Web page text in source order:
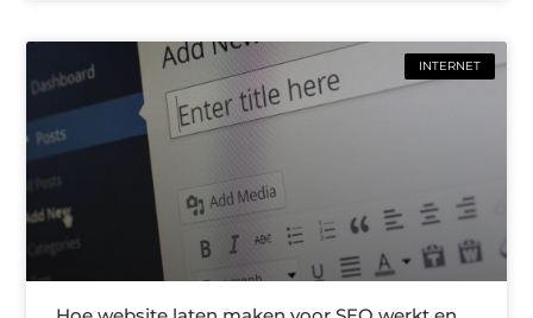
INTERNET